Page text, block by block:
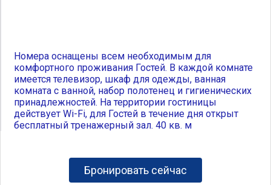
Номера оснащены всем необходимым для
комфортного проживания Гостей. В каждой комнате
имеется телевизор, шкаф для одежды, ванная
комната с ванной, набор полотенец и гигиенических
принадлежностей. На территории гостиницы
действует Wi-Fi, для Гостей в течение дня открыт
бесплатный тренажерный зал. 40 кв. м
Бронировать сейчас